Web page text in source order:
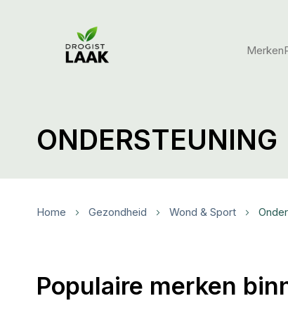
Merken
ONDERSTEUNING
Home Gezondheid Wond & Sport
Populaire merken